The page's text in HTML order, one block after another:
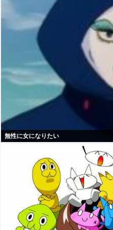
無性に女になりたい